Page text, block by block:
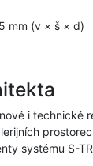
mm (v × š × d)
i technické
systému S-